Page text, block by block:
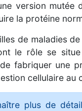
version
la protéine
de maladies
le rôle se
fabriquer une
cellulaire
plus de